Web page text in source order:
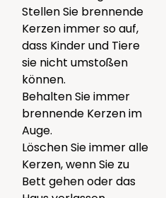
Stellen Sie brennende
Kerzen immer so auf,
dass Kinder und Tiere
sie nicht umstoßen
können.
Behalten Sie immer
brennende Kerzen im
Auge.
Löschen Sie immer alle
Kerzen, wenn Sie zu
Bett gehen oder das